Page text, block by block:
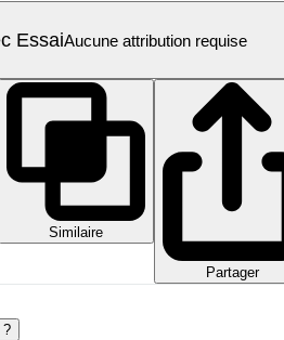
EssaiAucune attribution requise
Similaire
Partager
?